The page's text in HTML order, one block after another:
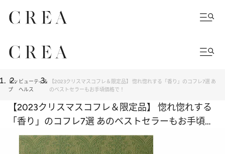
トッ
プ
ビューティ＆
ヘルス
【2023クリスマスコフレ＆限定品】 惚れ惚れする「香り」のコフレ7選 あ
のベストセラーもお手頃価格で！
【2023クリスマスコフレ＆限定品】 惚れ惚れする
「香り」のコフレ7選 あのベストセラーもお手頃価
格で！